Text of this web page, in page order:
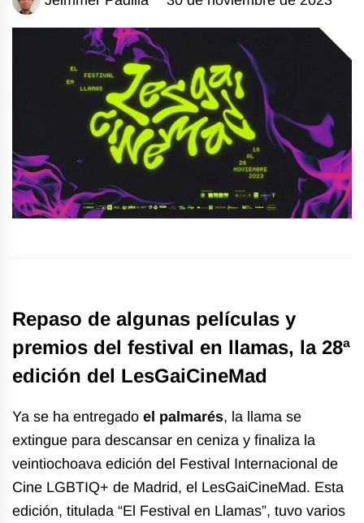
Repaso de algunas películas y
premios del festival en llamas, la 28ª
edición del LesGaiCineMad
Ya se ha entregado el palmarés, la llama se
extingue para descansar en ceniza y finaliza la
veintiochoava edición del Festival Internacional de
Cine LGBTIQ+ de Madrid, el LesGaiCineMad. Esta
edición, titulada “El Festival en Llamas”, tuvo varios